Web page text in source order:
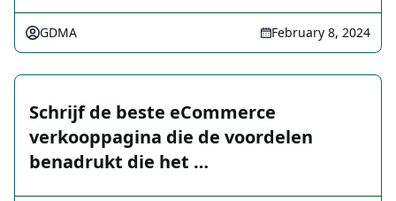
GDMA February 8, 2024
Schrijf de beste eCommerce
verkooppagina die de voordelen
benadrukt die het …